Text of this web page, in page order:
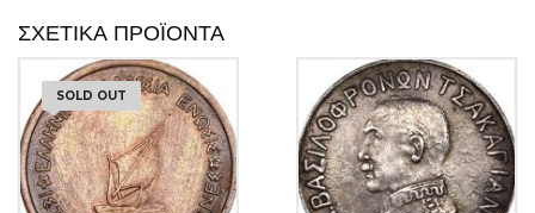
ΣΧΕΤΙΚΆ ΠΡΟΪΌΝΤΑ
SOLD OUT